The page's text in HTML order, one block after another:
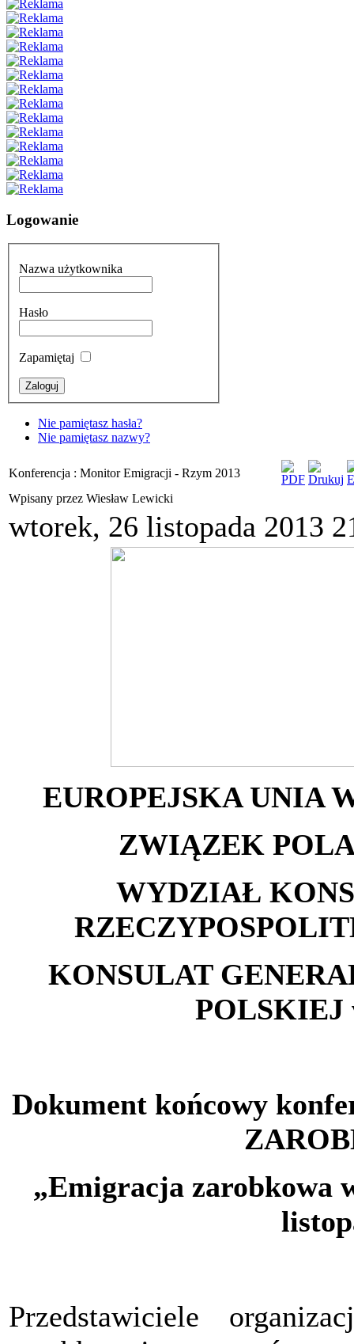
Logowanie
Nazwa użytkownika
Hasło
Zapamiętaj
Nie pamiętasz hasła?
Nie pamiętasz nazwy?
Konferencja : Monitor Emigracji - Rzym 2013
Wpisany przez Wiesław Lewicki
wtorek, 26 listopada 2013
EUROPEJSKA UNIA
ZWIĄZEK
WYDZIAŁ
KONSULAT
Dokument końcowy
„Emigracja zarobkowa
Przedstawiciele